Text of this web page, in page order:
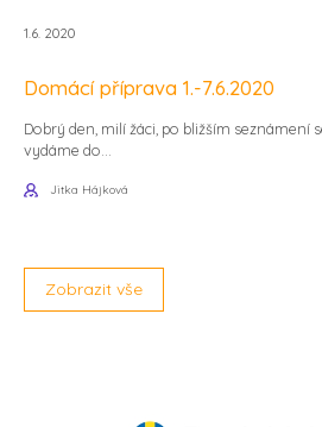
1.6. 2020
Domácí příprava 1.-7.6.2020
Dobrý den, milí žáci, po bližším seznámení
vydáme do...
Jitka Hájková
Zobrazit vše